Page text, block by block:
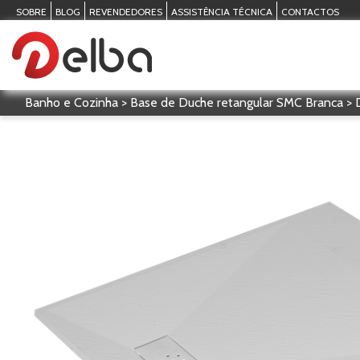
SOBRE BLOG REVENDEDORES ASSISTÊNCIA TÉCNICA CONTACTOS
Banho e Cozinha > Base de Duche retangular SMC Branca